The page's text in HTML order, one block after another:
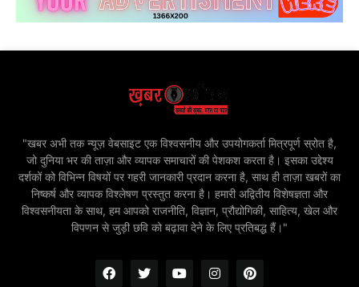
"खबर अभी तक न्यूज़ वेबसाइट एक विश्वसनीय और उपयोगकर्ता मित्रपूर्ण स्रोत है,
जो दुनिया भर की ताज़ा और व्यापक समाचारों की पेशकश करता है। इसका उद्देश्य
दर्शकों को विभिन्न विषयों पर गहरी जानकारी प्रदान करना है, साथ ही ताज़ा खबरों का
निष्कर्ष और व्यापक विश्लेषण प्रस्तुत करना है। हमारी अद्वितीय विशेषज्ञता और
विश्वसनीयता के साथ, हम आपको राजनीति, विज्ञान, प्रौद्योगिकी, साहित्य, खेल और
विपणन से जुड़ी छवि को बढ़ावा देने के लिए प्रतिबद्ध हैं।"